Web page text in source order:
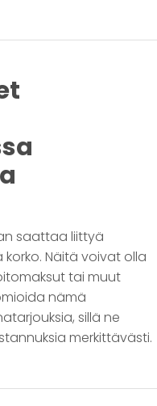
saattaa liittyä
korko. Näitä voivat olla
tai muut
nämä
sillä ne
merkittävästi.